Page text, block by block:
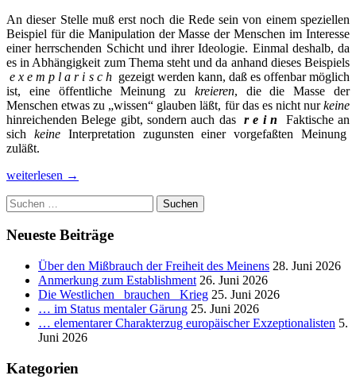
An dieser Stelle muß erst noch die Rede sein von einem speziellen
Beispiel für die Manipulation der Masse der Menschen im Interesse
einer herrschenden Schicht und ihrer Ideologie. Einmal deshalb, da
es in Abhängigkeit zum Thema steht und da anhand dieses Beispiels
e x e m p l a r i s c h gezeigt werden kann, daß es offenbar möglich
ist, eine öffentliche Meinung zu kreieren, die die Masse der
Menschen etwas zu „wissen“ glauben läßt, für das es nicht nurkeine
hinreichenden Belege gibt, sondern auch dasr e i n
Faktische an
sich keineInterpretation zugunsten einer vorgefaßten Meinung
zuläßt.
Die
Gesellschaft
ihr
kanalisiertes
Entwicklungspotential.
Religion
Ideologie.
_
weiterlesen →
Suchen
nach:
Neueste Beiträge
Über den Mißbrauch der Freiheit des Meinens 28. Juni 2026
Anmerkung zum Establishment 26. Juni 2026
Die Westlichen _brauchen_ Krieg 25. Juni 2026
… im Status mentaler Gärung 25. Juni 2026
… elementarer Charakterzug europäischer Exzeptionalisten 5.
Juni 2026
Kategorien